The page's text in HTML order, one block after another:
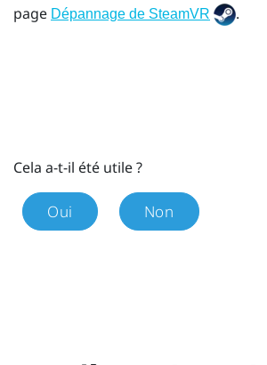
page Dépannage de SteamVR .
Cela a-t-il été utile ?
Oui Non